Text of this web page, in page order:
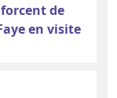
de
en visite